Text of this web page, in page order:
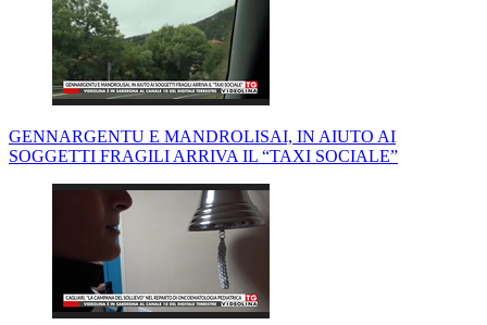
GENNARGENTU E MANDROLISAI, IN AIUTO AI
SOGGETTI FRAGILI ARRIVA IL “TAXI SOCIALE”